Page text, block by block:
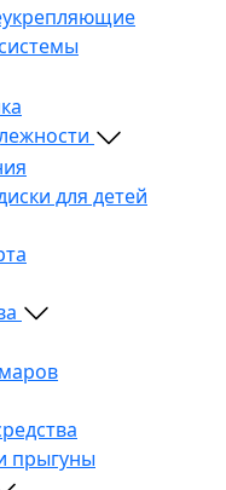
для детей
прыгуны